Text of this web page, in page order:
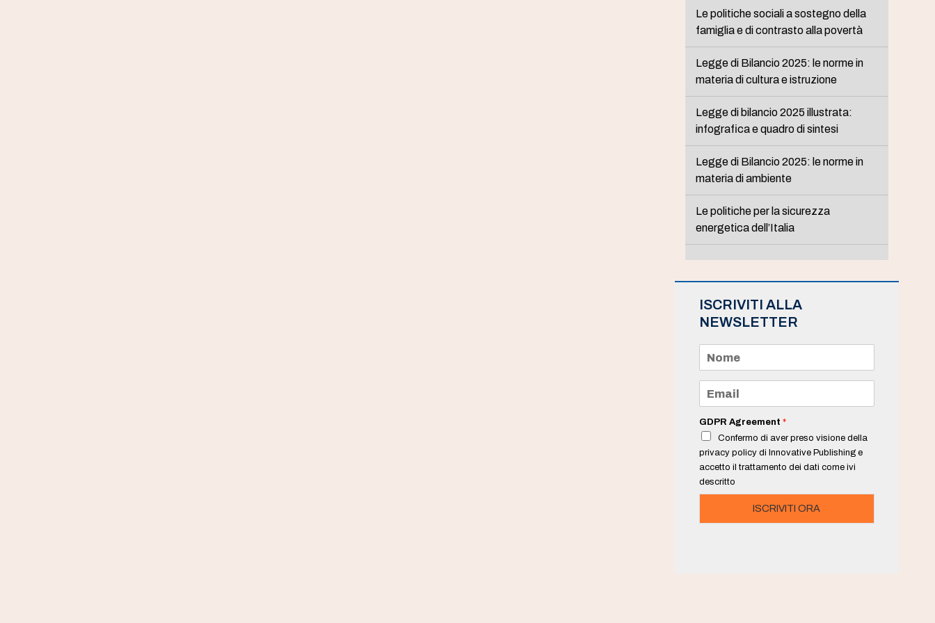
Le politiche sociali a sostegno della
famiglia e di contrasto alla povertà
Legge di Bilancio 2025: le norme in
materia di cultura e istruzione
Legge di bilancio 2025 illustrata:
infografica e quadro di sintesi
Legge di Bilancio 2025: le norme in
materia di ambiente
Le politiche per la sicurezza
energetica dell’Italia
ISCRIVITI ALLA
NEWSLETTER
m
e
a
i
*
GDPR Agreement *
Confermo di aver preso visione della
privacy policy di Innovative Publishing e
accetto il trattamento dei dati come ivi
descritto
ISCRIVITI ORA